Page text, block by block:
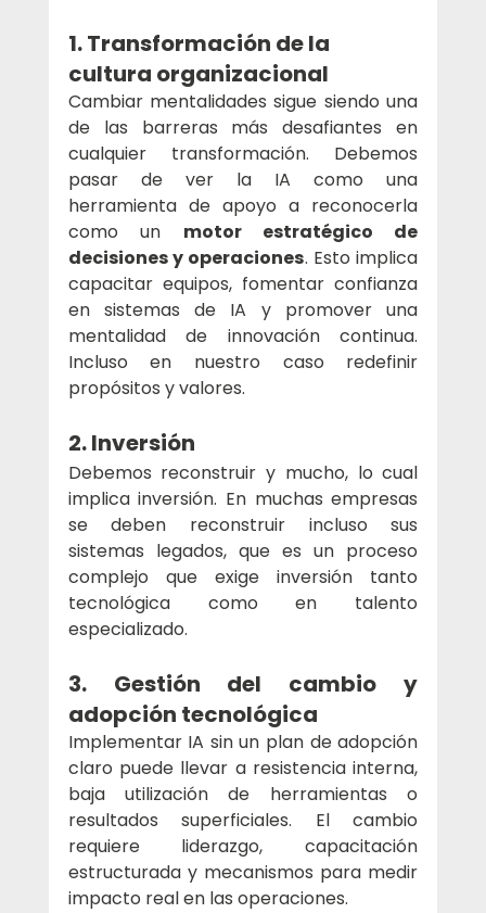
1. Transformación de la
cultura organizacional
Cambiar mentalidades sigue siendo una
de las barreras más desafiantes en
cualquier transformación. Debemos
pasar de ver la IA como una
herramienta de apoyo a reconocerla
como un motor estratégico de
decisiones y operaciones. Esto implica
capacitar equipos, fomentar confianza
en sistemas de IA y promover una
mentalidad de innovación continua.
Incluso en nuestro caso redefinir
propósitos y valores.
2. Inversión
Debemos reconstruir y mucho, lo cual
implica inversión. En muchas empresas
se deben reconstruir incluso sus
sistemas legados, que es un proceso
complejo que exige inversión tanto
tecnológica como en talento
especializado.
3. Gestión del cambio y
adopción tecnológica
Implementar IA sin un plan de adopción
claro puede llevar a resistencia interna,
baja utilización de herramientas o
resultados superficiales. El cambio
requiere liderazgo, capacitación
estructurada y mecanismos para medir
impacto real en las operaciones.